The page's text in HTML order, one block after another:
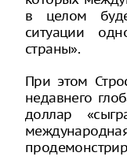
в целом
ситуации
страны».
При этом
недавнего
доллар